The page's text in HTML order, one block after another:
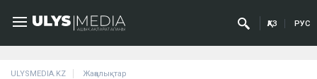
ҚАЗ РУС
ULYSMEDIA.KZ Жаңалықтар